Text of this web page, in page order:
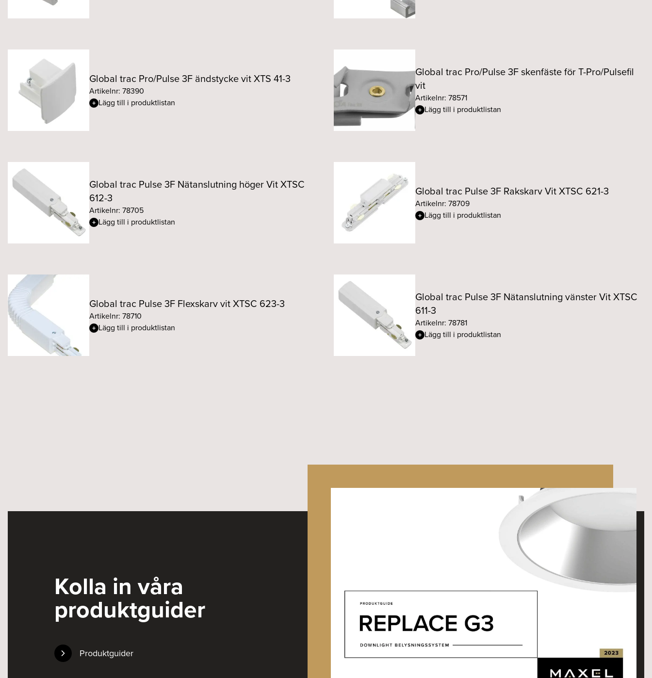
Global trac Pro/Pulse 3F ändstycke vit XTS 41-3
Artikelnr: 78390
Lägg till i produktlistan
Global trac Pro/Pulse 3F skenfäste för T-Pro/Pulsefil
vit
Artikelnr: 78571
Lägg till i produktlistan
Global trac Pulse 3F Nätanslutning höger Vit XTSC
612-3
Artikelnr: 78705
Lägg till i produktlistan
Global trac Pulse 3F Rakskarv Vit XTSC 621-3
Artikelnr: 78709
Lägg till i produktlistan
Global trac Pulse 3F Flexskarv vit XTSC 623-3
Artikelnr: 78710
Lägg till i produktlistan
Global trac Pulse 3F Nätanslutning vänster Vit XTSC
611-3
Artikelnr: 78781
Lägg till i produktlistan
Kolla in våra
produktguider
Produktguider